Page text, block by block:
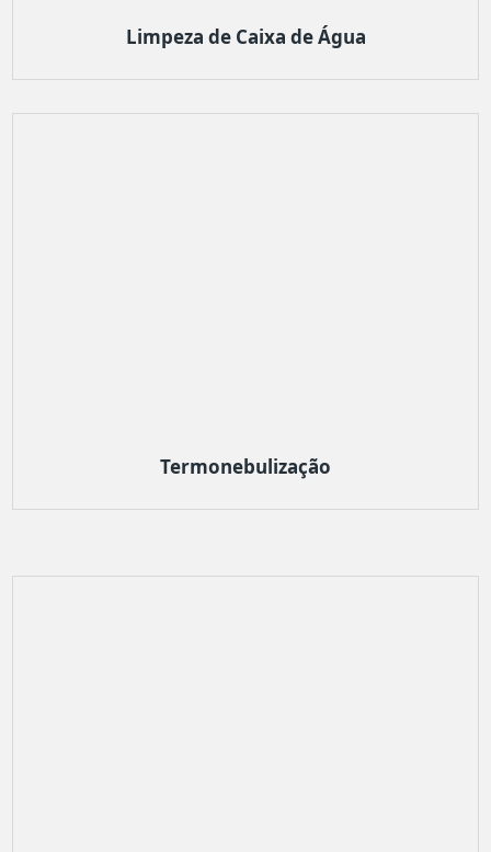
Limpeza de Caixa de Água
Termonebulização